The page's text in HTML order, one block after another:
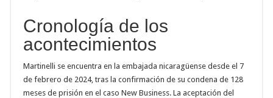
Cronología de los
acontecimientos
Martinelli se encuentra en la embajada nicaragüense desde el 7
de febrero de 2024, tras la confirmación de su condena de 128
meses de prisión en el caso New Business. La aceptación del